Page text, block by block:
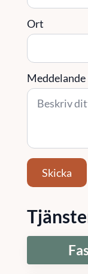
Ort
Meddelande
Skicka